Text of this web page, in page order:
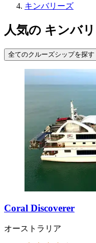
キンバリーズ
人気の キンバ
全てのクルーズシップを探す
Coral Discoverer
オーストラリア